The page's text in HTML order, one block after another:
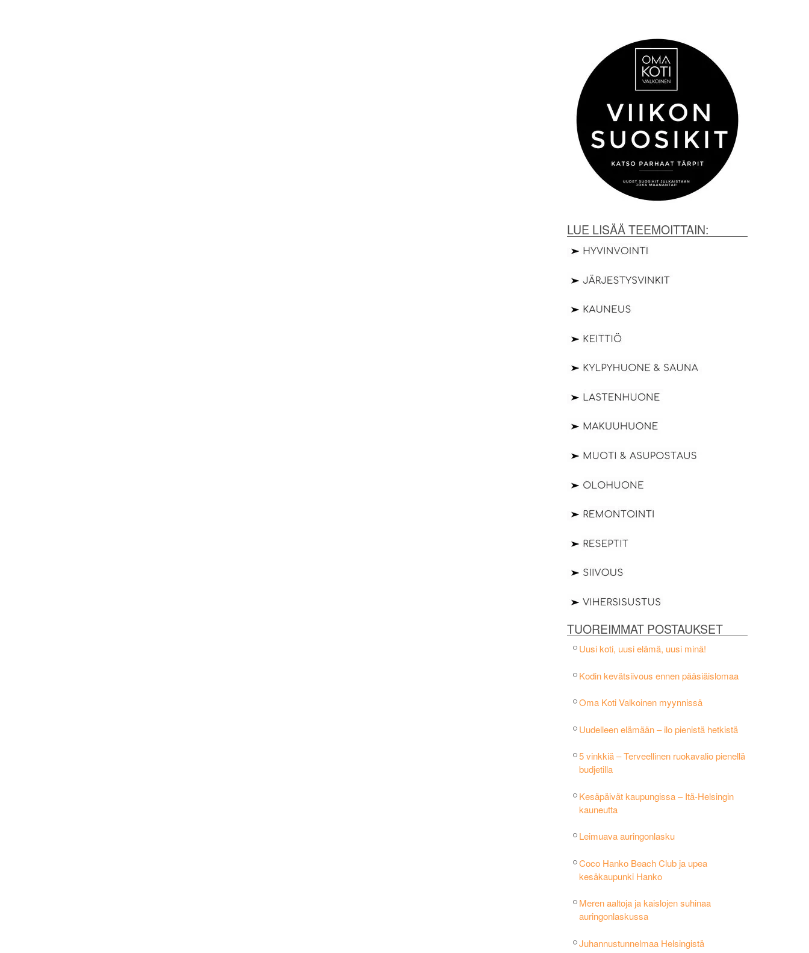
LUE LISÄÄ TEEMOITTAIN:
TUOREIMMAT POSTAUKSET
Uusi koti, uusi elämä, uusi minä!
Kodin kevätsiivous ennen pääsiäislomaa
Oma Koti Valkoinen myynnissä
Uudelleen elämään – ilo pienistä hetkistä
5 vinkkiä – Terveellinen ruokavalio pienellä
budjetilla
Kesäpäivät kaupungissa – Itä-Helsingin
kauneutta
Leimuava auringonlasku
Coco Hanko Beach Club ja upea
kesäkaupunki Hanko
Meren aaltoja ja kaislojen suhinaa
auringonlaskussa
Juhannustunnelmaa Helsingistä